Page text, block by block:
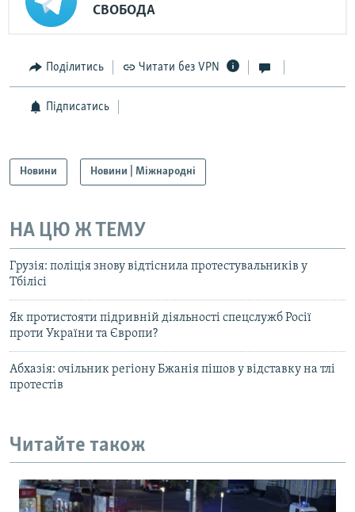
СВОБОДА
Поділитись Читати без VPN
Підписатись
Новини Новини | Міжнародні
НА ЦЮ Ж ТЕМУ
Грузія: поліція знову відтіснила протестувальників у
Тбілісі
Як протистояти підривній діяльності спецслужб Росії
проти України та Європи?
Абхазія: очільник регіону Бжанія пішов у відставку на тлі
протестів
Читайте також